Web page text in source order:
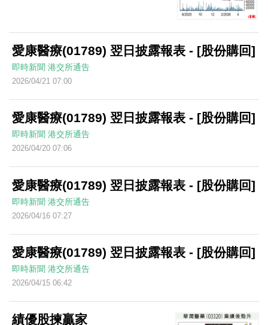
愛康醫療(01789) 翌日披露報表 - [股份購回]
即時新聞 港交所通告
2026/04/21 07:00
愛康醫療(01789) 翌日披露報表 - [股份購回]
即時新聞 港交所通告
2026/04/20 07:06
愛康醫療(01789) 翌日披露報表 - [股份購回]
即時新聞 港交所通告
2026/04/16 07:27
愛康醫療(01789) 翌日披露報表 - [股份購回]
即時新聞 港交所通告
2026/04/15 06:42
績優股揀贏家